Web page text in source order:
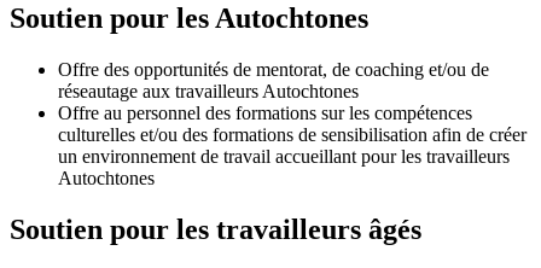
Soutien pour les Autochtones
Offre des opportunités de mentorat, de coaching et/ou de
réseautage aux travailleurs Autochtones
Offre au personnel des formations sur les compétences
culturelles et/ou des formations de sensibilisation afin de créer
un environnement de travail accueillant pour les travailleurs
Autochtones
Soutien pour les travailleurs âgés